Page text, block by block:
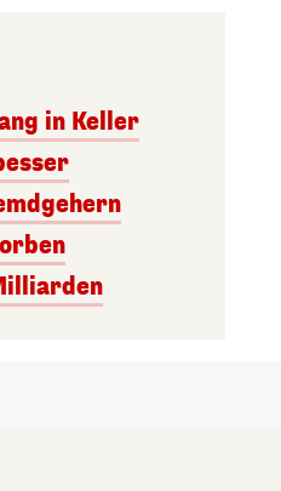
in Keller